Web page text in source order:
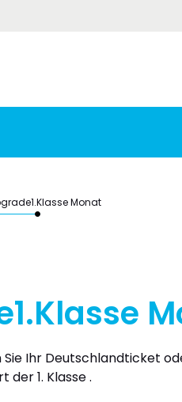
Monat
Ihr Deutschlandticket
der 1. Klasse .